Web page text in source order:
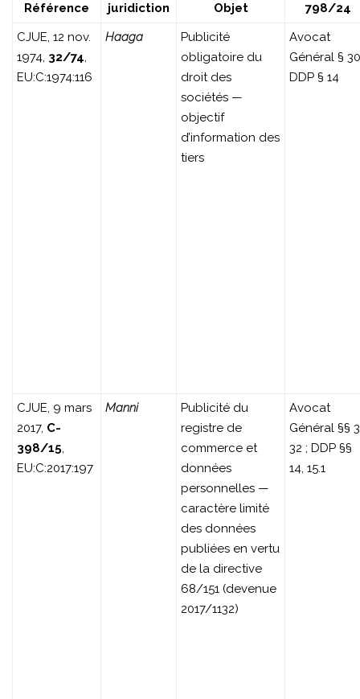
Référence
juridiction
Objet
798/24
CJUE, 12 nov.
1974, 32/74,
EU:C:1974:116
Haaga
Publicité
obligatoire du
droit des
sociétés —
objectif
d’information des
tiers
Avocat
Général §
DDP § 14
CJUE, 9 mars
2017, C-
398/15,
EU:C:2017:197
Manni
Publicité du
registre de
commerce et
données
personnelles —
caractère limité
des données
publiées en vertu
de la directive
68/151 (devenue
2017/1132)
Avocat
Général §§
32 ; DDP §§
14, 15.1